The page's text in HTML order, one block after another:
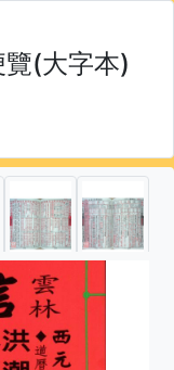
(大字本)